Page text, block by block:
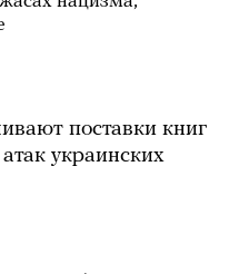
поставки книг
украинских